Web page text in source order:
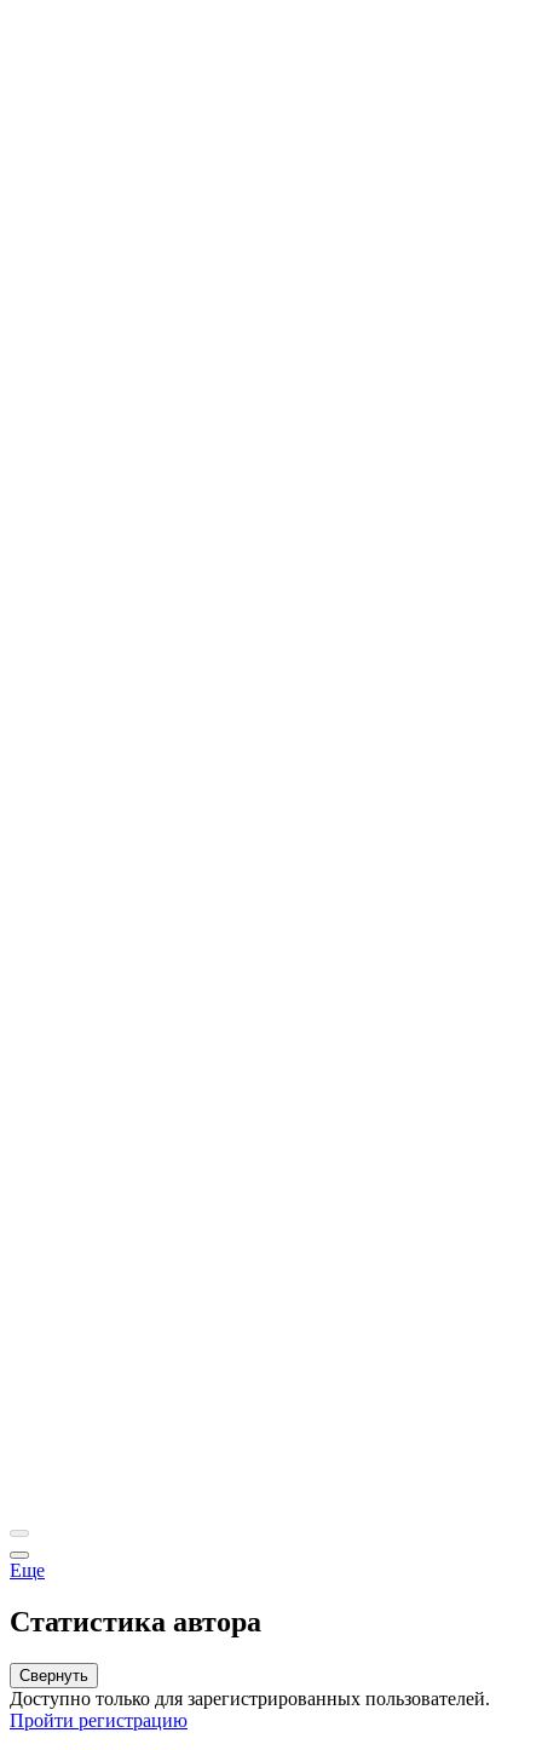
Еще
Статистика автора
Свернуть
Доступно только для зарегистрированных пользователей.
Пройти регистрацию